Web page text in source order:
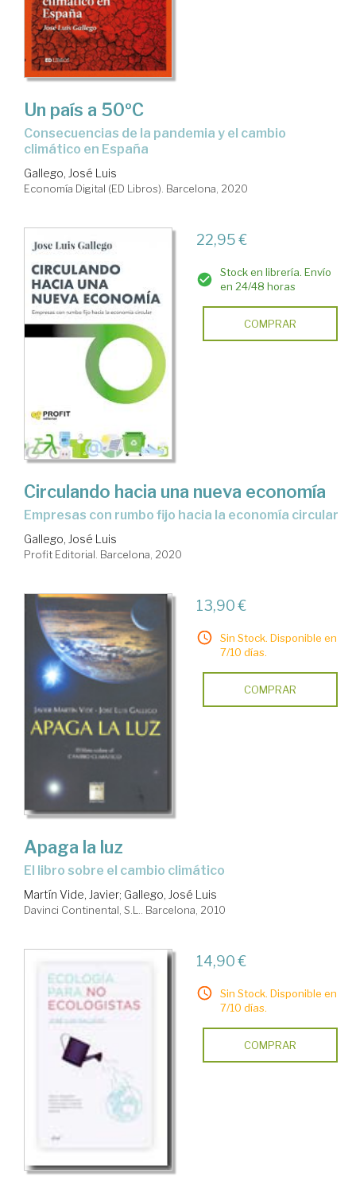
Un país a 50ºC
Consecuencias de la pandemia y el cambio
climático en España
Gallego, José Luis
Economía Digital (ED Libros). Barcelona, 2020
22,95 €
Stock en librería. Envío
en 24/48 horas
COMPRAR
Circulando hacia una nueva economía
Empresas con rumbo fijo hacia la economía circular
Gallego, José Luis
Profit Editorial. Barcelona, 2020
13,90 €
Sin Stock. Disponible en
7/10 días.
COMPRAR
Apaga la luz
el libro sobre el cambio climático
Martín Vide, Javier; Gallego, José Luis
Davinci Continental, S.L.. Barcelona, 2010
14,90 €
Sin Stock. Disponible en
7/10 días.
COMPRAR